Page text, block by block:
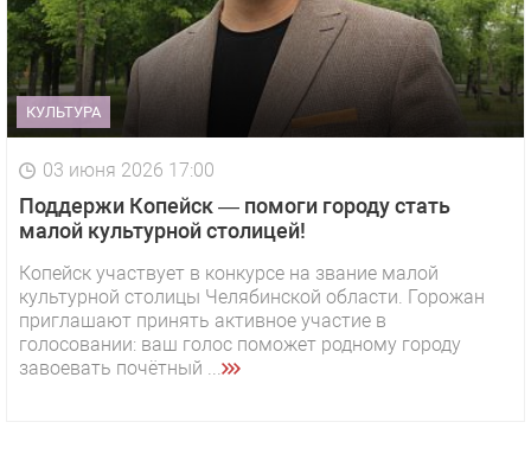
КУЛЬТУРА
03 июня 2026 17:00
Поддержи Копейск — помоги городу стать
малой культурной столицей!
Копейск участвует в конкурсе на звание малой
культурной столицы Челябинской области. Горожан
приглашают принять активное участие в
голосовании: ваш голос поможет родному городу
завоевать почётный ...